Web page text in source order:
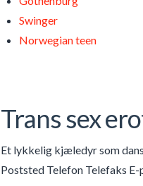
Swinger
Norwegian teen
Trans sex
Et lykkelig kjæledyr som
Poststed Telefon Telefaks